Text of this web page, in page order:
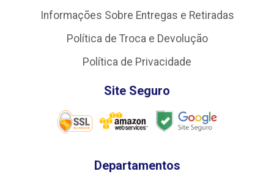
Informações Sobre Entregas e Retiradas
Política de Troca e Devolução
Política de Privacidade
Site Seguro
Departamentos